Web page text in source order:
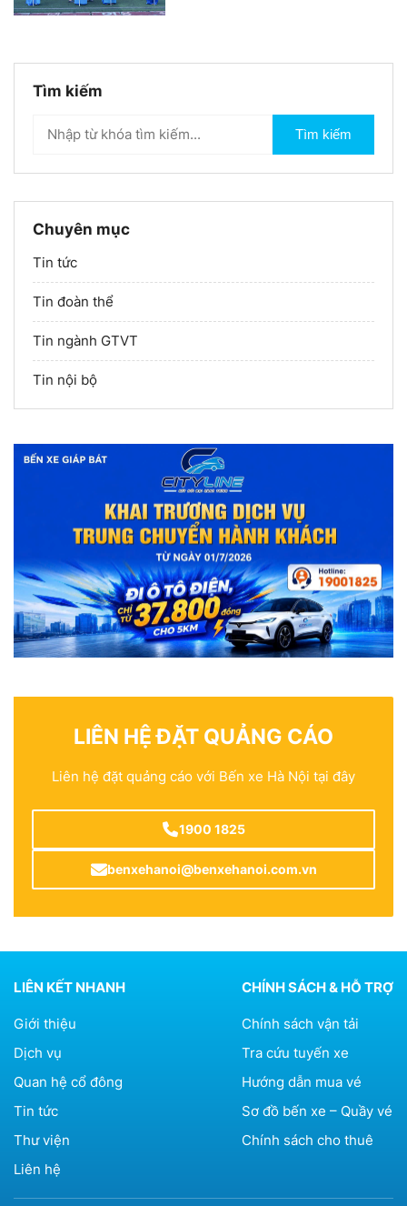
Tìm kiếm
Tìm kiếm
Chuyên mục
Tin tức
Tin đoàn thể
Tin ngành GTVT
Tin nội bộ
LIÊN HỆ ĐẶT QUẢNG CÁO
Liên hệ đặt quảng cáo với Bến xe Hà Nội tại đây
1900 1825
benxehanoi@benxehanoi.com.vn
LIÊN KẾT NHANH
Giới thiệu
Dịch vụ
Quan hệ cổ đông
Tin tức
Thư viện
Liên hệ
CHÍNH SÁCH & HỖ TRỢ
Chính sách vận tải
Tra cứu tuyến xe
Hướng dẫn mua vé
Sơ đồ bến xe – Quầy vé
Chính sách cho thuê